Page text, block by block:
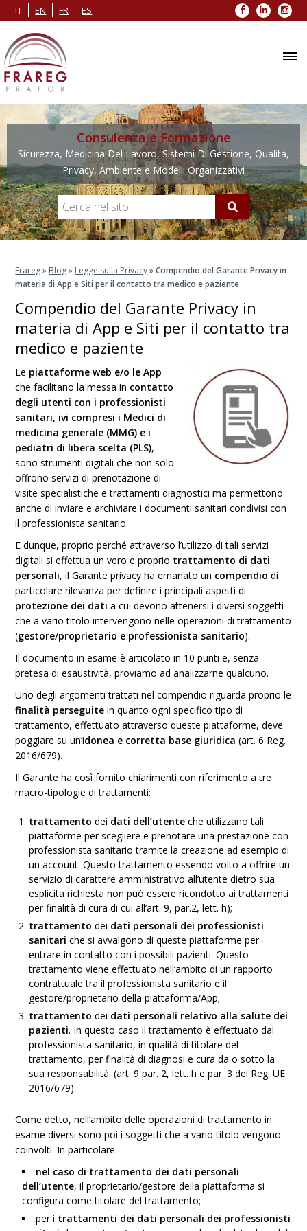
IT EN FR ES Facebook
LinkedIn
Consulenza e Formazione
Sicurezza, Medicina Del Lavoro, Sistemi Di Gestione, Qualità,
Privacy, Ambiente e Modelli Organizzativi
Frareg» Blog» Legge sulla Privacy»Compendio del Garante Privacy in
materia di App e Siti per il contatto tra medico e paziente
Compendio del Garante Privacy in
materia di App e Siti per il contatto tra
medico e paziente
Le piattaforme web e/o le App
che facilitano la messa in contatto
degli utenti con i professionisti
sanitari, ivi compresi i Medici di
medicina generale (MMG) e i
pediatri di libera scelta (PLS),
sono strumenti digitali che non solo
offrono servizi di prenotazione di
visite specialistiche e trattamenti diagnostici ma permettono
anche di inviare e archiviare i documenti sanitari condivisi con
il professionista sanitario.
E dunque, proprio perché attraverso l’utilizzo di tali servizi
digitali si effettua un vero e proprio trattamento di dati
personali, il Garante privacy ha emanato un compendio di
particolare rilevanza per definire i principali aspetti di
protezione dei dati a cui devono attenersi i diversi soggetti
che a vario titolo intervengono nelle operazioni di trattamento
(gestore/proprietario e professionista sanitario).
Il documento in esame è articolato in 10 punti e, senza
pretesa di esaustività, proviamo ad analizzarne qualcuno.
Uno degli argomenti trattati nel compendio riguarda proprio le
finalità perseguite in quanto ogni specifico tipo di
trattamento, effettuato attraverso queste piattaforme, deve
poggiare su un’idonea e corretta base giuridica (art. 6 Reg.
2016/679).
Il Garante ha così fornito chiarimenti con riferimento a tre
macro-tipologie di trattamenti:
trattamento dei dati dell’utente che utilizzano tali
piattaforme per scegliere e prenotare una prestazione con
professionista sanitario tramite la creazione ad esempio di
un account. Questo trattamento essendo volto a offrire un
servizio di carattere amministrativo all’utente dietro sua
esplicita richiesta non può essere ricondotto ai trattamenti
per finalità di cura di cui all’art. 9, par.2, lett. h);
trattamento dei dati personali dei professionisti
sanitari che si avvalgono di queste piattaforme per
entrare in contatto con i possibili pazienti. Questo
trattamento viene effettuato nell’ambito di un rapporto
contrattuale tra il professionista sanitario e il
gestore/proprietario della piattaforma/App;
trattamento dei dati personali relativo alla salute dei
pazienti. In questo caso il trattamento è effettuato dal
professionista sanitario, in qualità di titolare del
trattamento, per finalità di diagnosi e cura da o sotto la
sua responsabilità. (art. 9 par. 2, lett. h e par. 3 del Reg. UE
2016/679).
Come detto, nell’ambito delle operazioni di trattamento in
esame diversi sono poi i soggetti che a vario titolo vengono
coinvolti. In particolare:
nel caso di trattamento dei dati personali
dell’utente, il proprietario/gestore della piattaforma si
configura come titolare del trattamento;
per i trattamenti dei dati personali dei professionisti